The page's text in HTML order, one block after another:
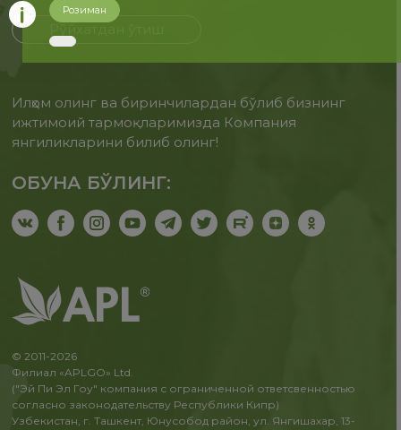
Илҳом олинг ва биринчилардан бўлиб бизнинг
ижтимоий тармоқларимизда Компания
янгиликларини билиб олинг!
ОБУНА БЎЛИНГ:
© 2011-2026
Филиал «APLGO» Ltd.
("Эй Пи Эл Гоу" компания с ограниченной ответсвенностью
согласно законодательству Республики Кипр)
Узбекистан, г. Ташкент, Юнусобод район, ул. Янгишахар, 13-
Розиман